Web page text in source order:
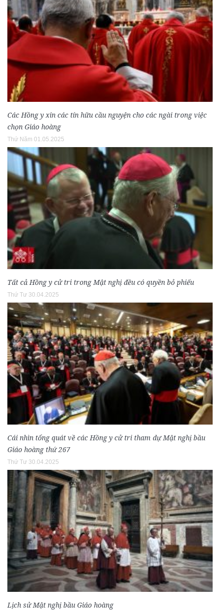
Các Hồng y xin các tín hữu cầu nguyện cho các ngài trong việc
chọn Giáo hoàng
Thứ Năm 01.05.2025
Tất cả Hồng y cử tri trong Mật nghị đều có quyền bỏ phiếu
Thứ Tư 30.04.2025
Cái nhìn tổng quát về các Hồng y cử tri tham dự Mật nghị bầu
Giáo hoàng thứ 267
Thứ Tư 30.04.2025
Lịch sử Mật nghị bầu Giáo hoàng